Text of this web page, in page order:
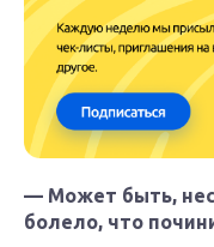
— Может быть,
болело, что